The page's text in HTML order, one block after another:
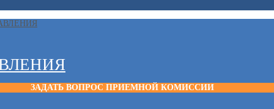
ЗАДАТЬ ВОПРОС ПРИЕМНОЙ КОМИССИИ